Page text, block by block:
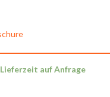
Lieferzeit auf Anfrage